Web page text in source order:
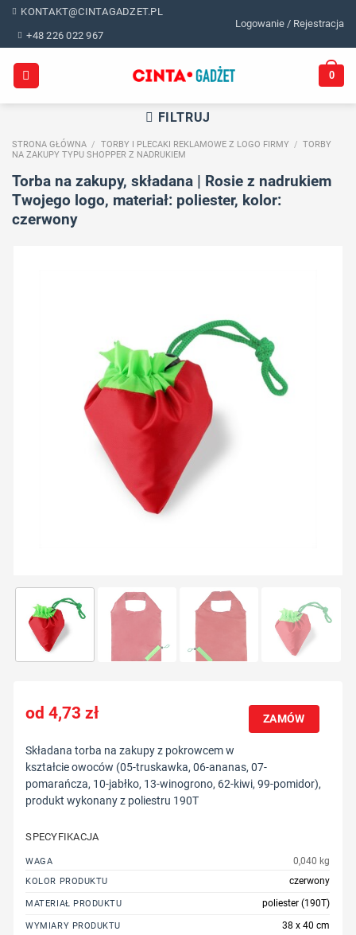
Skip
content
KONTAKT@CINTAGADZET.PL
+48 226 022 967
Logowanie / Rejestracja
0
FILTRUJ
STRONA GŁÓWNA / TORBY I PLECAKI REKLAMOWE Z LOGO FIRMY / TORBY
NA ZAKUPY TYPU SHOPPER Z NADRUKIEM
Torba na zakupy, składana | Rosie z nadrukiem
Twojego logo, materiał: poliester, kolor:
czerwony
4,73zł ZAMÓW
Składana torba na zakupy z pokrowcem w
kształcie owoców (05-truskawka, 06-ananas, 07-
pomarańcza, 10-jabłko, 13-winogrono, 62-kiwi, 99-pomidor),
produkt wykonany z poliestru 190T
SPECYFIKACJA
WAGA 0,040 kg
KOLOR PRODUKTU czerwony
MATERIAŁ PRODUKTU poliester (190T)
WYMIARY PRODUKTU 38 x 40 cm